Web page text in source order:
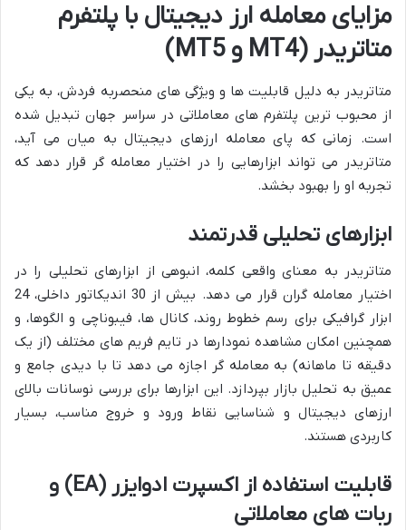
مزایای معامله ارز دیجیتال با پلتفرم
متاتریدر (MT4 و MT5)
متاتریدر به دلیل قابلیت ها و ویژگی های منحصربه فردش، به یکی
از محبوب ترین پلتفرم های معاملاتی در سراسر جهان تبدیل شده
است. زمانی که پای معامله ارزهای دیجیتال به میان می آید،
متاتریدر می تواند ابزارهایی را در اختیار معامله گر قرار دهد که
تجربه او را بهبود بخشد.
ابزارهای تحلیلی قدرتمند
متاتریدر به معنای واقعی کلمه، انبوهی از ابزارهای تحلیلی را در
اختیار معامله گران قرار می دهد. بیش از 30 اندیکاتور داخلی، 24
ابزار گرافیکی برای رسم خطوط روند، کانال ها، فیبوناچی و الگوها، و
همچنین امکان مشاهده نمودارها در تایم فریم های مختلف (از یک
دقیقه تا ماهانه) به معامله گر اجازه می دهد تا با دیدی جامع و
عمیق به تحلیل بازار بپردازد. این ابزارها برای بررسی نوسانات بالای
ارزهای دیجیتال و شناسایی نقاط ورود و خروج مناسب، بسیار
کاربردی هستند.
قابلیت استفاده از اکسپرت ادوایزر (EA) و
ربات های معاملاتی